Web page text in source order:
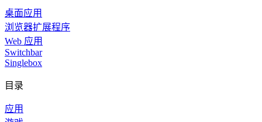
桌面应用
浏览器扩展程序
Web 应用
Switchbar
Singlebox
目录
应用